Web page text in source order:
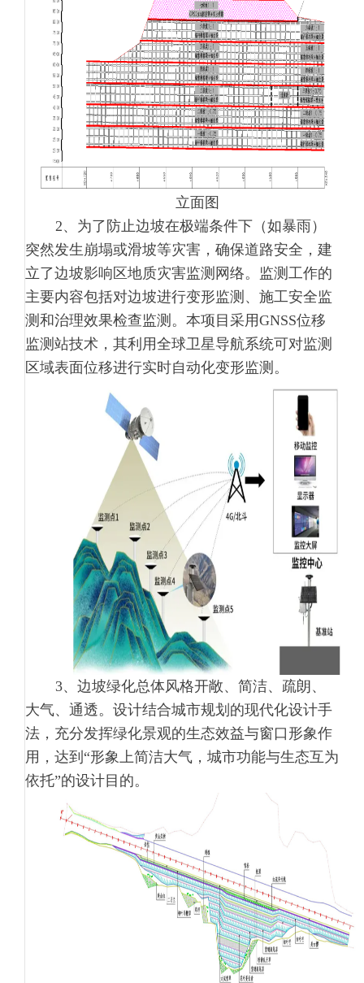
立面图
2、为了防止边坡在极端条件下（如暴雨）
突然发生崩塌或滑坡等灾害，确保道路安全，建
立了边坡影响区地质灾害监测网络。监测工作的
主要内容包括对边坡进行变形监测、施工安全监
测和治理效果检查监测。本项目采用GNSS位移
监测站技术，其利用全球卫星导航系统可对监测
区域表面位移进行实时自动化变形监测。
3、边坡绿化总体风格开敞、简洁、疏朗、
大气、通透。设计结合城市规划的现代化设计手
法，充分发挥绿化景观的生态效益与窗口形象作
用，达到“形象上简洁大气，城市功能与生态互为
依托”的设计目的。